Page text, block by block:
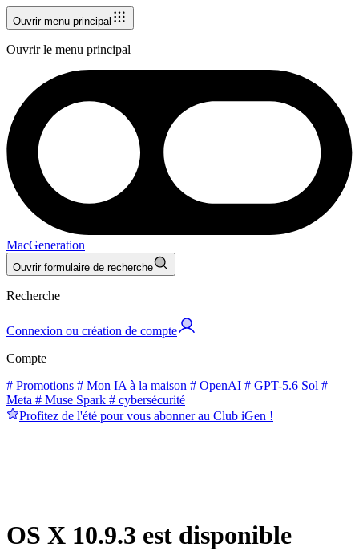
Ouvrir menu principal
Ouvrir le menu principal
MacGeneration
Ouvrir formulaire de recherche
Recherche
Connexion ou création de compte
Compte
# Promotions # Mon IA à la maison # OpenAI # GPT-5.6 Sol #
Meta # Muse Spark # cybersécurité
Profitez de l'été pour vous abonner au Club iGen !
OS X 10.9.3 est disponible